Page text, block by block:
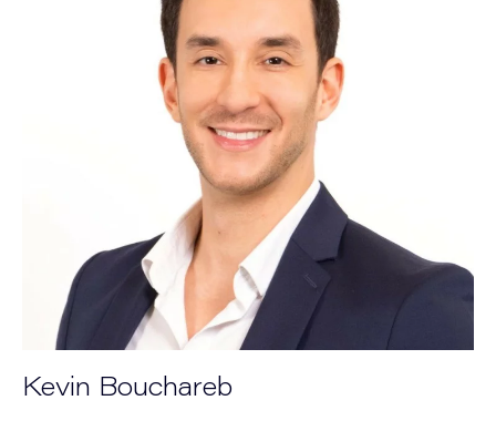
Kevin Bouchareb